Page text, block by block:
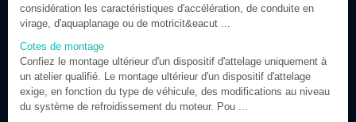
considération les caractéristiques d'accélération, de conduite en
virage, d'aquaplanage ou de motricit&eacut ...
Cotes de montage
Confiez le montage ultérieur d'un dispositif d'attelage uniquement à
un atelier qualifié. Le montage ultérieur d'un dispositif d'attelage
exige, en fonction du type de véhicule, des modifications au niveau
du système de refroidissement du moteur. Pou ...